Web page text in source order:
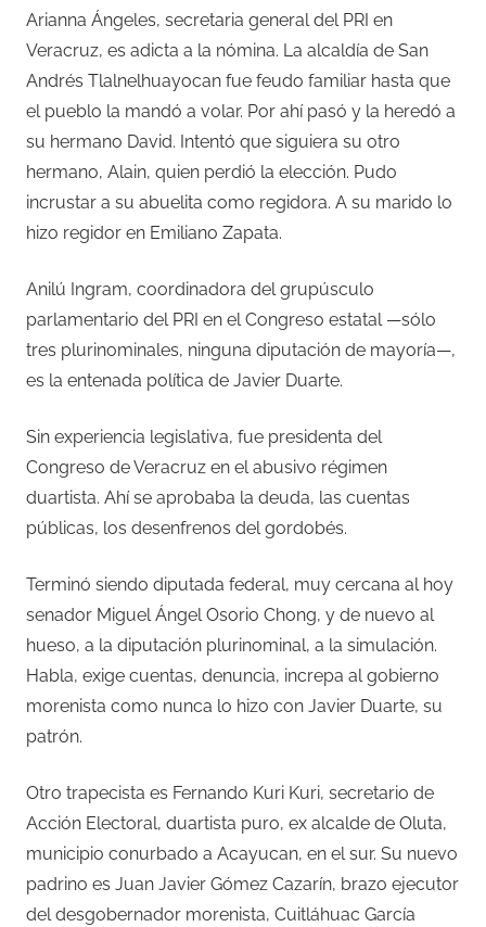
Arianna Ángeles, secretaria general del PRI en
Veracruz, es adicta a la nómina. La alcaldía de San
Andrés Tlalnelhuayocan fue feudo familiar hasta que
el pueblo la mandó a volar. Por ahí pasó y la heredó a
su hermano David. Intentó que siguiera su otro
hermano, Alain, quien perdió la elección. Pudo
incrustar a su abuelita como regidora. A su marido lo
hizo regidor en Emiliano Zapata.
Anilú Ingram, coordinadora del grupúsculo
parlamentario del PRI en el Congreso estatal —sólo
tres plurinominales, ninguna diputación de mayoría—,
es la entenada política de Javier Duarte.
Sin experiencia legislativa, fue presidenta del
Congreso de Veracruz en el abusivo régimen
duartista. Ahí se aprobaba la deuda, las cuentas
públicas, los desenfrenos del gordobés.
Terminó siendo diputada federal, muy cercana al hoy
senador Miguel Ángel Osorio Chong, y de nuevo al
hueso, a la diputación plurinominal, a la simulación.
Habla, exige cuentas, denuncia, increpa al gobierno
morenista como nunca lo hizo con Javier Duarte, su
patrón.
Otro trapecista es Fernando Kuri Kuri, secretario de
Acción Electoral, duartista puro, ex alcalde de Oluta,
municipio conurbado a Acayucan, en el sur. Su nuevo
padrino es Juan Javier Gómez Cazarín, brazo ejecutor
del desgobernador morenista, Cuitláhuac García